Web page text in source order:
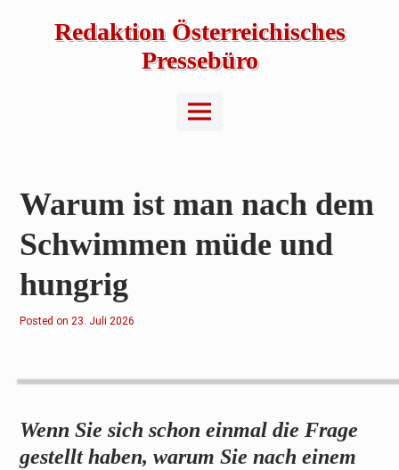
Redaktion Österreichisches
Pressebüro
Main
Menu
Warum ist man nach dem
Schwimmen müde und
hungrig
Posted on2
l
2
6
23. Juli 2026
Wenn Sie sich schon einmal die Frage
gestellt haben, warum Sie nach einem